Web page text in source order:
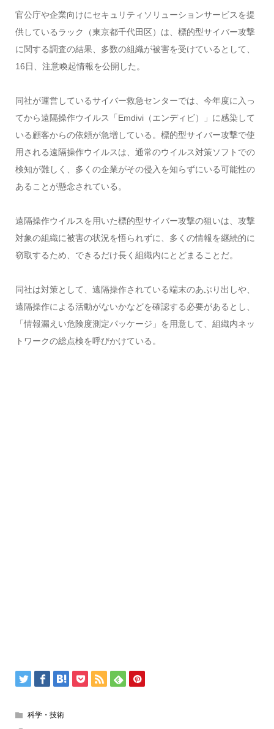
官公庁や企業向けにセキュリティソリューションサービスを提
供しているラック（東京都千代田区）は、標的型サイバー攻撃
に関する調査の結果、多数の組織が被害を受けているとして、
16日、注意喚起情報を公開した。
同社が運営しているサイバー救急センターでは、今年度に入っ
てから遠隔操作ウイルス「Emdivi（エンディビ）」に感染して
いる顧客からの依頼が急増している。標的型サイバー攻撃で使
用される遠隔操作ウイルスは、通常のウイルス対策ソフトでの
検知が難しく、多くの企業がその侵入を知らずにいる可能性の
あることが懸念されている。
遠隔操作ウイルスを用いた標的型サイバー攻撃の狙いは、攻撃
対象の組織に被害の状況を悟られずに、多くの情報を継続的に
窃取するため、できるだけ長く組織内にとどまることだ。
同社は対策として、遠隔操作されている端末のあぶり出しや、
遠隔操作による活動がないかなどを確認する必要があるとし、
「情報漏えい危険度測定パッケージ」を用意して、組織内ネッ
トワークの総点検を呼びかけている。
科学・技術